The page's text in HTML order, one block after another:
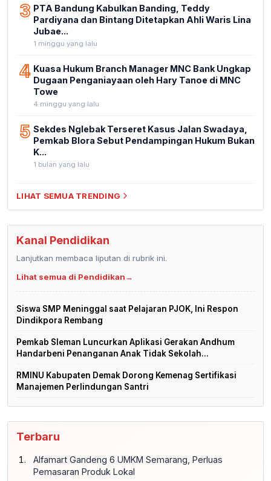
3 PTA Bandung Kabulkan Banding, Teddy
Pardiyana dan Bintang Ditetapkan Ahli Waris Lina
Jubae...
1 minggu yang lalu
4 Kuasa Hukum Branch Manager MNC Bank Ungkap
Dugaan Penganiayaan oleh Hary Tanoe di MNC
Towe
4 minggu yang lalu
5 Sekdes Nglebak Terseret Kasus Jalan Swadaya,
Pemkab Blora Sebut Pendampingan Hukum Bukan
K...
1 bulan yang lalu
LIHAT SEMUA TRENDING
Kanal Pendidikan
Lanjutkan membaca liputan di rubrik ini.
Lihat semua di Pendidikan→
Siswa SMP Meninggal saat Pelajaran PJOK, Ini Respon
Dindikpora Rembang
Pemkab Sleman Luncurkan Aplikasi Gerakan Andhum
Handarbeni Penanganan Anak Tidak Sekolah...
RMINU Kabupaten Demak Dorong Kemenag Sertifikasi
Manajemen Perlindungan Santri
Terbaru
Alfamart Gandeng 6 UMKM Semarang, Perluas
Pemasaran Produk Lokal